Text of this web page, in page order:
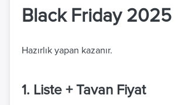
Black Friday 2025
Hazırlık yapan kazanır.
1. Liste + Tavan Fiyat